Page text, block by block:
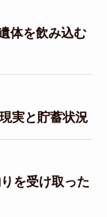
体を飲み込む
実と貯蓄状況
を受け取った